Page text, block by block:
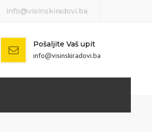
info@visinskiradovi.ba
Pošaljite Vaš upit
info@visinskiradovi.ba